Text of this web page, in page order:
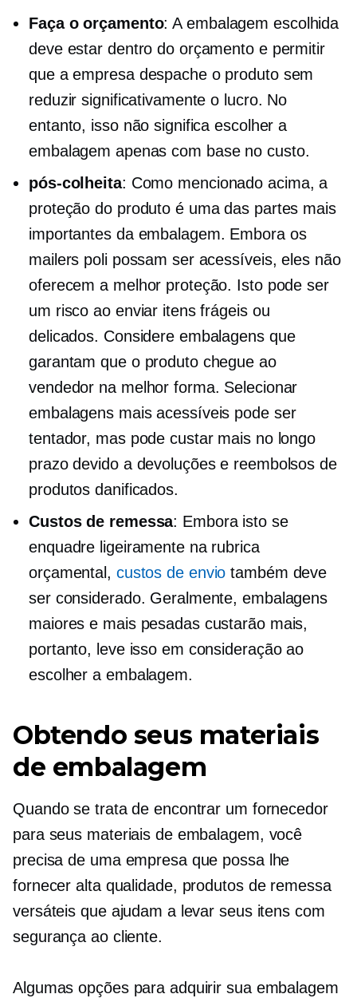
Faça o orçamento: A embalagem escolhida
deve estar dentro do orçamento e permitir
que a empresa despache o produto sem
reduzir significativamente o lucro. No
entanto, isso não significa escolher a
embalagem apenas com base no custo.
pós-colheita: Como mencionado acima, a
proteção do produto é uma das partes mais
importantes da embalagem. Embora os
mailers poli possam ser acessíveis, eles não
oferecem a melhor proteção. Isto pode ser
um risco ao enviar itens frágeis ou
delicados. Considere embalagens que
garantam que o produto chegue ao
vendedor na melhor forma. Selecionar
embalagens mais acessíveis pode ser
tentador, mas pode custar mais no longo
prazo devido a devoluções e reembolsos de
produtos danificados.
Custos de remessa: Embora isto se
enquadre ligeiramente na rubrica
orçamental, custos de envio também deve
ser considerado. Geralmente, embalagens
maiores e mais pesadas custarão mais,
portanto, leve isso em consideração ao
escolher a embalagem.
Obtendo seus materiais
de embalagem
Quando se trata de encontrar um fornecedor
para seus materiais de embalagem, você
precisa de uma empresa que possa lhe
forneceralta qualidade, produtos de remessa
versáteis que ajudam a levar seus itens com
segurança ao cliente.
Algumas opções para adquirir sua embalagem